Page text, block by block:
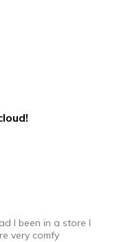
I been in a store I
very comfy